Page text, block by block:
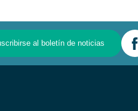
al boletín de noticias